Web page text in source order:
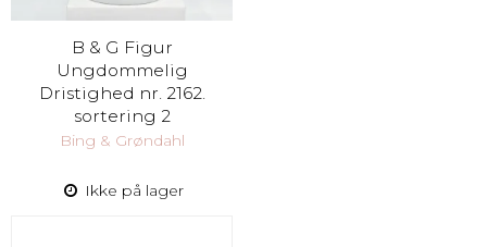
B & G Figur
Ungdommelig
Dristighed nr. 2162.
sortering 2
Bing & Grøndahl
Ikke på lager